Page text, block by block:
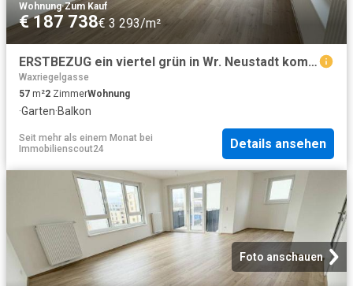
Wohnung·Zum Kauf
€ 187 738€ 3 293/m²
ERSTBEZUG ein viertel grün in Wr. Neustadt komfortable 2 Zimmerwohnung mit Balkon
Waxriegelgasse
57 m²2 ZimmerWohnung
·Garten·Balkon
Seit mehr als einem Monat bei
Immobilienscout24
Details ansehen
Foto anschauen